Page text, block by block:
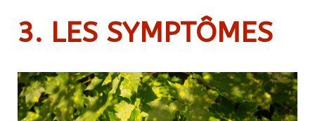
3. LES SYMPTÔMES